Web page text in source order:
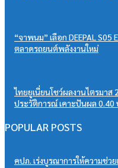
“จาพนม” เลือก DEEPAL S05
ตลาดรถยนต์พลังงานใหม่
ไทยยูเนี่ยนโชว์ผลงานไตรมาส
ประวัติการณ์ เคาะปันผล
POPULAR POSTS
คปภ. เร่งบูรณาการให้ความช่ว